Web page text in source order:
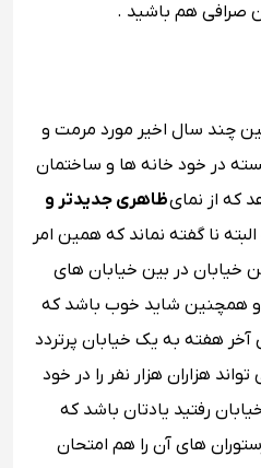
صرافی هم باشید .
چند سال اخیر مورد مرمت و
در خود خانه ها و ساختمان
که از نمایظاهری جدیدتر و
نا گفته نماند که همین امر
خیابان در بین خیابان های
همچنین شاید خوب باشد که
آخر هفته به یک خیابان پرتردد
هزاران هزار نفر را در خود
رفتید یادتان باشد که
های آن را هم امتحان